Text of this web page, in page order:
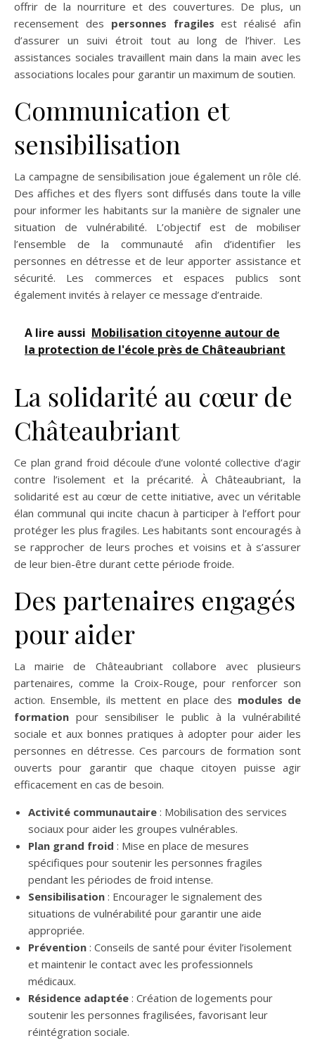
offrir de la nourriture et des couvertures. De plus, un
recensement des personnes fragiles est réalisé afin
d’assurer un suivi étroit tout au long de l’hiver. Les
assistances sociales travaillent main dans la main avec les
associations locales pour garantir un maximum de soutien.
Communication et
sensibilisation
La campagne de sensibilisation joue également un rôle clé.
Des affiches et des flyers sont diffusés dans toute la ville
pour informer les habitants sur la manière de signaler une
situation de vulnérabilité. L’objectif est de mobiliser
l’ensemble de la communauté afin d’identifier les
personnes en détresse et de leur apporter assistance et
sécurité. Les commerces et espaces publics sont
également invités à relayer ce message d’entraide.
A lire aussi Mobilisation citoyenne autour de
la protection de l'école près de Châteaubriant
La solidarité au cœur de
Châteaubriant
Ce plan grand froid découle d’une volonté collective d’agir
contre l’isolement et la précarité. À Châteaubriant, la
solidarité est au cœur de cette initiative, avec un véritable
élan communal qui incite chacun à participer à l’effort pour
protéger les plus fragiles. Les habitants sont encouragés à
se rapprocher de leurs proches et voisins et à s’assurer
de leur bien-être durant cette période froide.
Des partenaires engagés
pour aider
La mairie de Châteaubriant collabore avec plusieurs
partenaires, comme la Croix-Rouge, pour renforcer son
action. Ensemble, ils mettent en place des modules de
formation pour sensibiliser le public à la vulnérabilité
sociale et aux bonnes pratiques à adopter pour aider les
personnes en détresse. Ces parcours de formation sont
ouverts pour garantir que chaque citoyen puisse agir
efficacement en cas de besoin.
Activité communautaire : Mobilisation des services
sociaux pour aider les groupes vulnérables.
Plan grand froid : Mise en place de mesures
spécifiques pour soutenir les personnes fragiles
pendant les périodes de froid intense.
Sensibilisation : Encourager le signalement des
situations de vulnérabilité pour garantir une aide
appropriée.
Prévention : Conseils de santé pour éviter l’isolement
et maintenir le contact avec les professionnels
médicaux.
Résidence adaptée : Création de logements pour
soutenir les personnes fragilisées, favorisant leur
réintégration sociale.